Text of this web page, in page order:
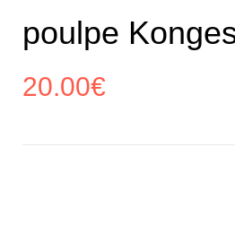
poulpe
20.00€